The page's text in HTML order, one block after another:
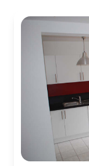
ALERTE
E-MAIL
CONTACT